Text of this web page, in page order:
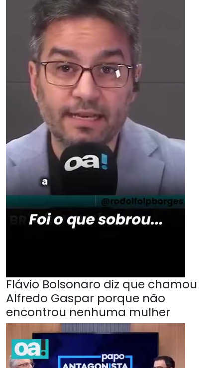
Flávio Bolsonaro diz que chamou
Alfredo Gaspar porque não
encontrou nenhuma mulher